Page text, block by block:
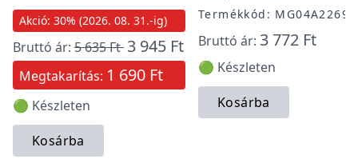
Akció: 30% (2026. 08. 31.-ig)
Bruttó ár: 5 635 Ft 3 945 Ft
Megtakarítás: 1 690 Ft
🟢 Készleten
Kosárba
Termékkód: MG04A2269A
Bruttó ár: 3 772 Ft
🟢 Készleten
Kosárba